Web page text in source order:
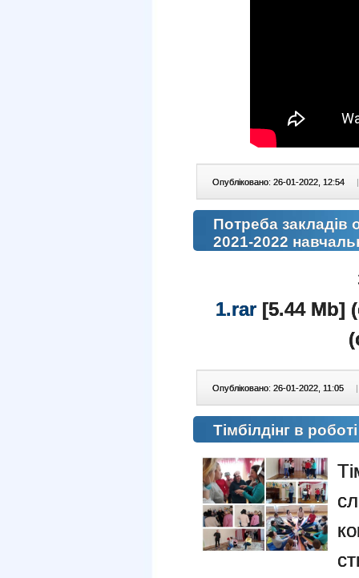
Опубліковано: 26-01-2022, 12:54 |
Потреба закладів
2021-2022
1.rar[5.44 Mb]
Опубліковано: 26-01-2022, 11:05 |
Тімбілдінг в